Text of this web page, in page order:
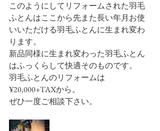
このようにしてリフォームされた羽毛
ふとんはここから先また長い年月お使
いいただける羽毛ふとんに生まれ変わ
ります。
新品同様に生まれ変わった羽毛ふとん
はふっくらして快適そのものです。
羽毛ふとんのリフォームは
¥20,000+TAXから。
ぜひ一度ご相談下さい。